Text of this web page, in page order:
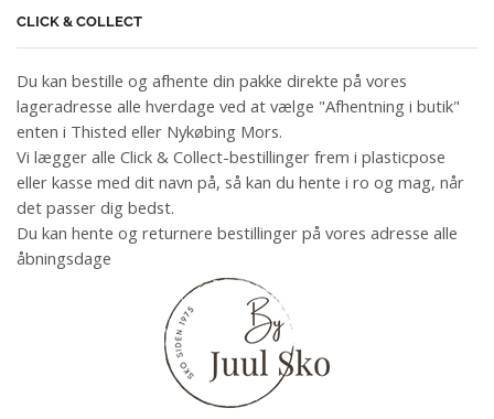
CLICK & COLLECT
Du kan bestille og afhente din pakke direkte på vores
lageradresse alle hverdage ved at vælge "Afhentning i butik"
enten i Thisted eller Nykøbing Mors.
Vi lægger alle Click & Collect-bestillinger frem i plasticpose
eller kasse med dit navn på, så kan du hente i ro og mag, når
det passer dig bedst.
Du kan hente og returnere bestillinger på vores adresse alle
åbningsdage